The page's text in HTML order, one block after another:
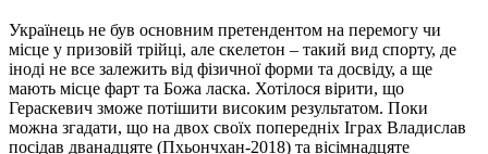
Українець не був основним претендентом на перемогу чи
місце у призовій трійці, але скелетон – такий вид спорту, де
іноді не все залежить від фізичної форми та досвіду, а ще
мають місце фарт та Божа ласка. Хотілося вірити, що
Гераскевич зможе потішити високим результатом. Поки
можна згадати, що на двох своїх попередніх Іграх Владислав
посідав дванадцяте (Пхьончхан-2018) та вісімнадцяте